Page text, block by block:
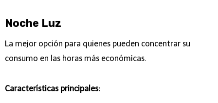
Noche Luz
La mejor opción para quienes pueden concentrar su
consumo en las horas más económicas.
Características principales: